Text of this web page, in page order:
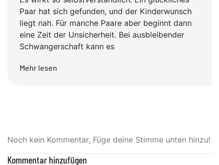
Paar hat sich gefunden, und der Kinderwunsch
liegt nah. Für manche Paare aber beginnt dann
eine Zeit der Unsicherheit. Bei ausbleibender
Schwangerschaft kann es
Mehr lesen
Noch kein Kommentar, Füge deine Stimme unten hinzu!
Kommentar hinzufügen